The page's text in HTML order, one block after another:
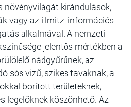
növényvilágát kirándulások,
vagy az illmitzi információs
alkalmával. A nemzeti
jelentős mértékben a
nádgyűrűnek, az
sós vizű, szikes tavaknak, a
borított területeknek,
legelőknek köszönhető. Az